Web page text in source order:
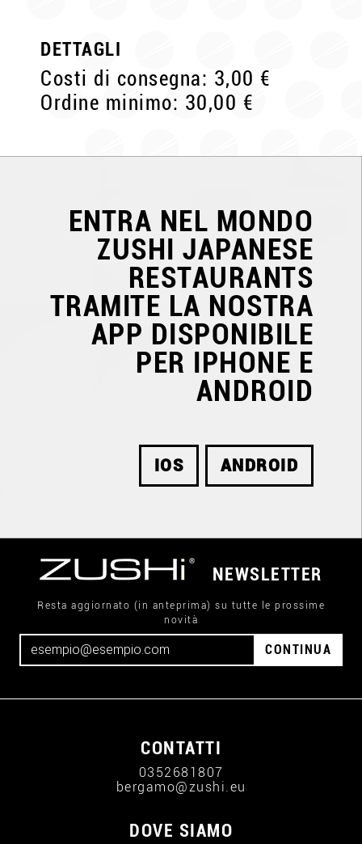
DETTAGLI
Costi di consegna: 3,00 €
Ordine minimo: 30,00 €
ENTRA NEL MONDO
ZUSHI JAPANESE
RESTAURANTS
TRAMITE LA NOSTRA
APP DISPONIBILE
PER IPHONE E
ANDROID
IOS ANDROID
NEWSLETTER
Resta aggiornato (in anteprima) su tutte le prossime
novità
CONTINUA
CONTATTI
0352681807
bergamo@zushi.eu
DOVE SIAMO